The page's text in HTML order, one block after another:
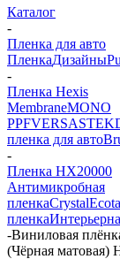
Каталог
-
Пленка для авто
ПленкаДизайны
-
Пленка Hexis
MembraneMONO
PPFVERSASTEK
пленка для авто
-
Пленка HX20000
Антимикробная
пленкаCrystal
пленка
-Виниловая
(Чёрная матовая)